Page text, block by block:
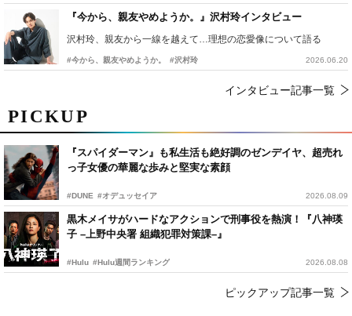
PICKUP
『スパイダーマン』も私生活も絶好調のゼンデイヤ、超売れ
っ子女優の華麗な歩みと堅実な素顔
#DUNE #オデュッセイア 2026.08.09
黒木メイサがハードなアクションで刑事役を熱演！『八神瑛
子 –上野中央署 組織犯罪対策課–』
#Hulu #Hulu週間ランキング 2026.08.08
ピックアップ記事一覧
『今から、親友やめようか。』沢村玲インタビュー
沢村玲、親友から一線を越えて…理想の恋愛像について語る
#今から、親友やめようか。 #沢村玲 2026.06.20
インタビュー記事一覧